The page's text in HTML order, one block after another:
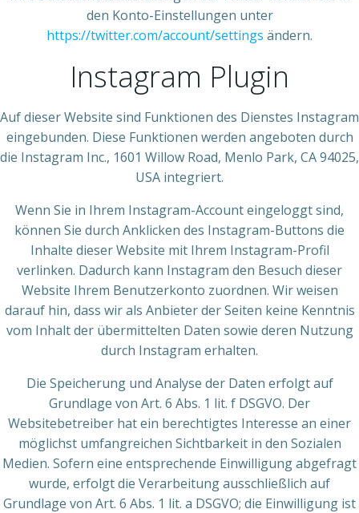
den Konto-Einstellungen unter
https://twitter.com/account/settings ändern.
Instagram Plugin
Auf dieser Website sind Funktionen des Dienstes Instagram
eingebunden. Diese Funktionen werden angeboten durch
die Instagram Inc., 1601 Willow Road, Menlo Park, CA 94025,
USA integriert.
Wenn Sie in Ihrem Instagram-Account eingeloggt sind,
können Sie durch Anklicken des Instagram-Buttons die
Inhalte dieser Website mit Ihrem Instagram-Profil
verlinken. Dadurch kann Instagram den Besuch dieser
Website Ihrem Benutzerkonto zuordnen. Wir weisen
darauf hin, dass wir als Anbieter der Seiten keine Kenntnis
vom Inhalt der übermittelten Daten sowie deren Nutzung
durch Instagram erhalten.
Die Speicherung und Analyse der Daten erfolgt auf
Grundlage von Art. 6 Abs. 1 lit. f DSGVO. Der
Websitebetreiber hat ein berechtigtes Interesse an einer
möglichst umfangreichen Sichtbarkeit in den Sozialen
Medien. Sofern eine entsprechende Einwilligung abgefragt
wurde, erfolgt die Verarbeitung ausschließlich auf
Grundlage von Art. 6 Abs. 1 lit. a DSGVO; die Einwilligung ist